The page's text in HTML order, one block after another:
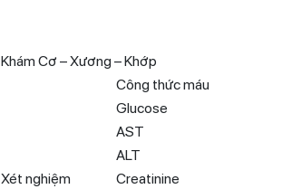
Khám Cơ – Xương – Khớp
Xét nghiệm
Công thức máu
Glucose
AST
ALT
Creatinine